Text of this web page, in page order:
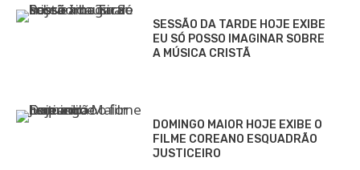
SESSÃO DA TARDE HOJE EXIBE
EU SÓ POSSO IMAGINAR SOBRE
A MÚSICA CRISTÃ
DOMINGO MAIOR HOJE EXIBE O
FILME COREANO ESQUADRÃO
JUSTICEIRO